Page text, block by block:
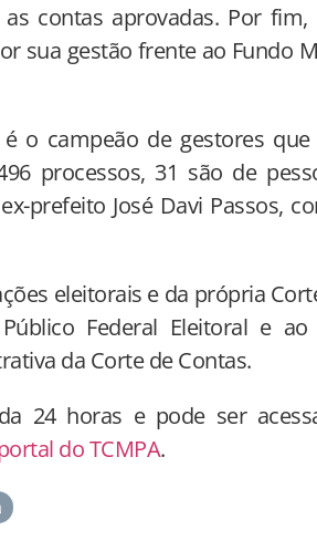
contas aprovadas. Por fim,
sua gestão frente ao Fundo
o campeão de gestores
processos, 31 são de
prefeito José Davi Passos,
eleitorais e da própria
Federal Eleitoral e ao
da Corte de Contas.
24 horas e pode ser
do TCMPA.